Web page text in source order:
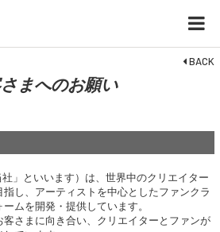
まへのお願い
BACK
」といいます）は、世界中のクリエイター
し、アーティストを中心としたファンクラ
ムを開発・提供しています。
さまに向き合い、クリエイターとファンが